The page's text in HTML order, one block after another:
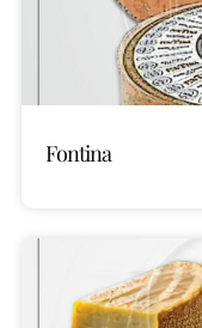
Fontina